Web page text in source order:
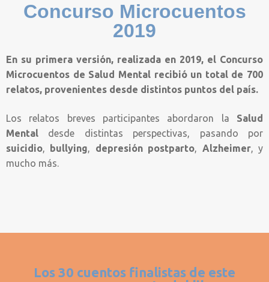
Concurso Microcuentos
2019
En su primera versión, realizada en 2019, el Concurso
Microcuentos de Salud Mental recibió un total de 700
relatos, provenientes desde distintos puntos del país.
Los relatos breves participantes abordaron la Salud
Mental desde distintas perspectivas, pasando por
suicidio, bullying, depresión postparto, Alzheimer, y
mucho más.
Los 30 cuentos finalistas de este